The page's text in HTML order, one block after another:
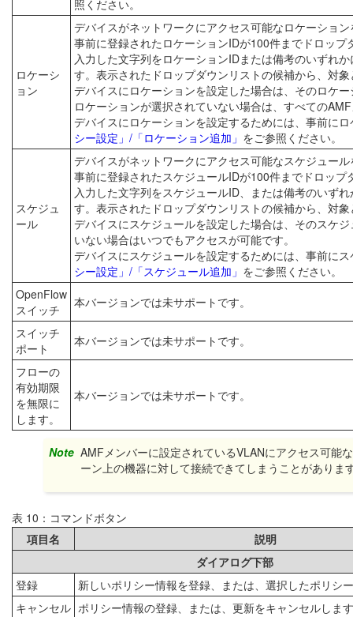
照ください。
ロケーシ
ョン
デバイスがネットワークにアクセス可能なロケーショ
事前に登録されたロケーションIDが100件までドロッ
入力した文字列をロケーションIDまたは備考のいずれ
す。表示されたドロップダウンリストの候補から、対
デバイスにロケーションを設定した場合は、そのロケ
ロケーションが選択されていない場合は、すべての
デバイスにロケーションを設定するためには、事前に
シー設定」/「ロケーション追加」 をご参照ください。
スケジュ
ール
デバイスがネットワークにアクセス可能なスケジュー
事前に登録されたスケジュールIDが100件までドロッ
入力した文字列をスケジュールID、または備考のいず
す。表示されたドロップダウンリストの候補から、対
デバイスにスケジュールを設定した場合は、そのスケ
いない場合はいつでもアクセスが可能です。
デバイスにスケジュールを設定するためには、事前に
シー設定」/「スケジュール追加」 をご参照ください。
OpenFlow
スイッチ
本バージョンでは未サポートです。
スイッチ
ポート
本バージョンでは未サポートです。
フローの
有効期限
を無限に
します。
本バージョンでは未サポートです。
Note AMFメンバーに設定されているVLANにアクセス可能
ーン上の機器に対して接続できてしまうことがありま
表 10：コマンドボタン
項目名
説明
ダイアログ下部
登録
新しいポリシー情報を登録、または、選択したポリシ
キャンセル ポリシー情報の登録、または、更新をキャンセルしま